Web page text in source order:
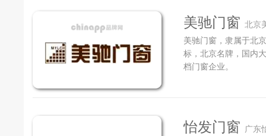
美驰门窗 北京
美驰门窗，隶属于北
标，北京名牌，国内
档门窗企业。
怡发门窗 广东